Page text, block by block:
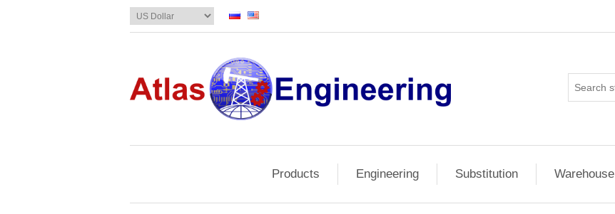
Products Engineering Substitution Warehouse